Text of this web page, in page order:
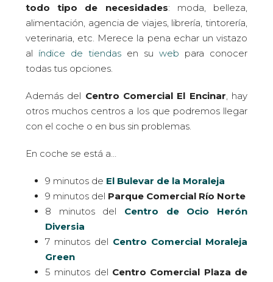
todo tipo de necesidades: moda, belleza,
alimentación, agencia de viajes, librería, tintorería,
veterinaria, etc. Merece la pena echar un vistazo
al índice de tiendas en su web para conocer
todas tus opciones.
Además del Centro Comercial El Encinar , hay
otros muchos centros a los que podremos llegar
con el coche o en bus sin problemas.
En coche se está a…
9 minutos de El Bulevar de la Moraleja
9 minutos del Parque Comercial Río Norte
8 minutos del Centro de Ocio Herón
Diversia
7 minutos del Centro Comercial Moraleja
Green
5 minutos del Centro Comercial Plaza de